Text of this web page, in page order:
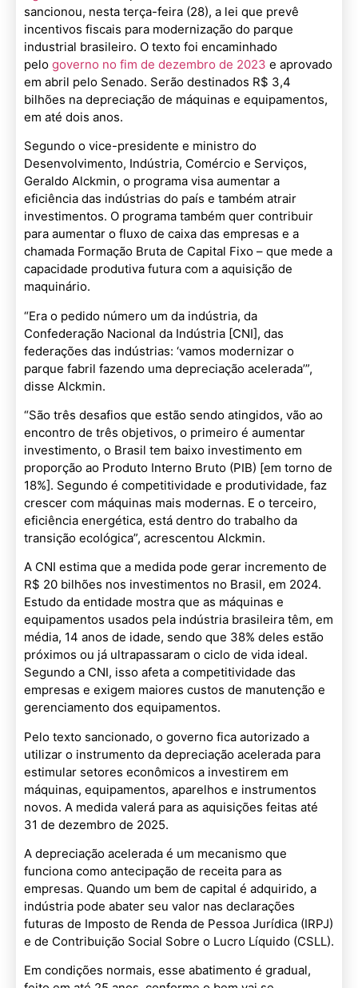
sancionou, nesta terça-feira (28), a lei que prevê
incentivos fiscais para modernização do parque
industrial brasileiro. O texto foi encaminhado
pelo governo no fim de dezembro de 2023 e aprovado
em abril pelo Senado. Serão destinados R$ 3,4
bilhões na depreciação de máquinas e equipamentos,
em até dois anos.
Segundo o vice-presidente e ministro do
Desenvolvimento, Indústria, Comércio e Serviços,
Geraldo Alckmin, o programa visa aumentar a
eficiência das indústrias do país e também atrair
investimentos. O programa também quer contribuir
para aumentar o fluxo de caixa das empresas e a
chamada Formação Bruta de Capital Fixo – que mede a
capacidade produtiva futura com a aquisição de
maquinário.
“Era o pedido número um da indústria, da
Confederação Nacional da Indústria [CNI], das
federações das indústrias: ‘vamos modernizar o
parque fabril fazendo uma depreciação acelerada’”,
disse Alckmin.
“São três desafios que estão sendo atingidos, vão ao
encontro de três objetivos, o primeiro é aumentar
investimento, o Brasil tem baixo investimento em
proporção ao Produto Interno Bruto (PIB) [em torno de
18%]. Segundo é competitividade e produtividade, faz
crescer com máquinas mais modernas. E o terceiro,
eficiência energética, está dentro do trabalho da
transição ecológica”, acrescentou Alckmin.
A CNI estima que a medida pode gerar incremento de
R$ 20 bilhões nos investimentos no Brasil, em 2024.
Estudo da entidade mostra que as máquinas e
equipamentos usados pela indústria brasileira têm, em
média, 14 anos de idade, sendo que 38% deles estão
próximos ou já ultrapassaram o ciclo de vida ideal.
Segundo a CNI, isso afeta a competitividade das
empresas e exigem maiores custos de manutenção e
gerenciamento dos equipamentos.
Pelo texto sancionado, o governo fica autorizado a
utilizar o instrumento da depreciação acelerada para
estimular setores econômicos a investirem em
máquinas, equipamentos, aparelhos e instrumentos
novos. A medida valerá para as aquisições feitas até
31 de dezembro de 2025.
A depreciação acelerada é um mecanismo que
funciona como antecipação de receita para as
empresas. Quando um bem de capital é adquirido, a
indústria pode abater seu valor nas declarações
futuras de Imposto de Renda de Pessoa Jurídica (IRPJ)
e de Contribuição Social Sobre o Lucro Líquido (CSLL).
Em condições normais, esse abatimento é gradual,